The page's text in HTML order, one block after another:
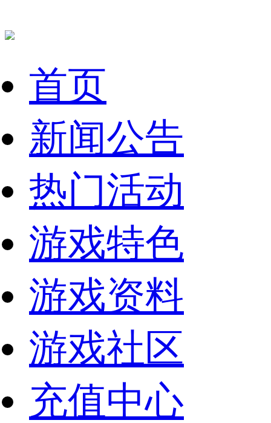
首页
新闻公告
热门活动
游戏特色
游戏资料
游戏社区
充值中心